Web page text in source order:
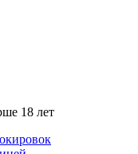
18 лет